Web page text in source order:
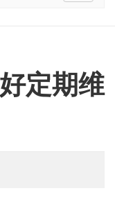
定期维